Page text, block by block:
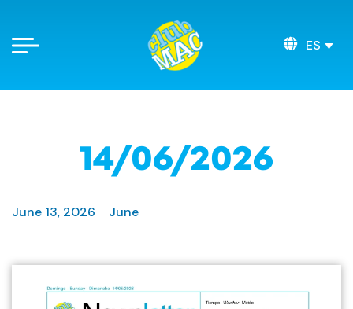
ES
14/06/2026
June 13, 2026 June